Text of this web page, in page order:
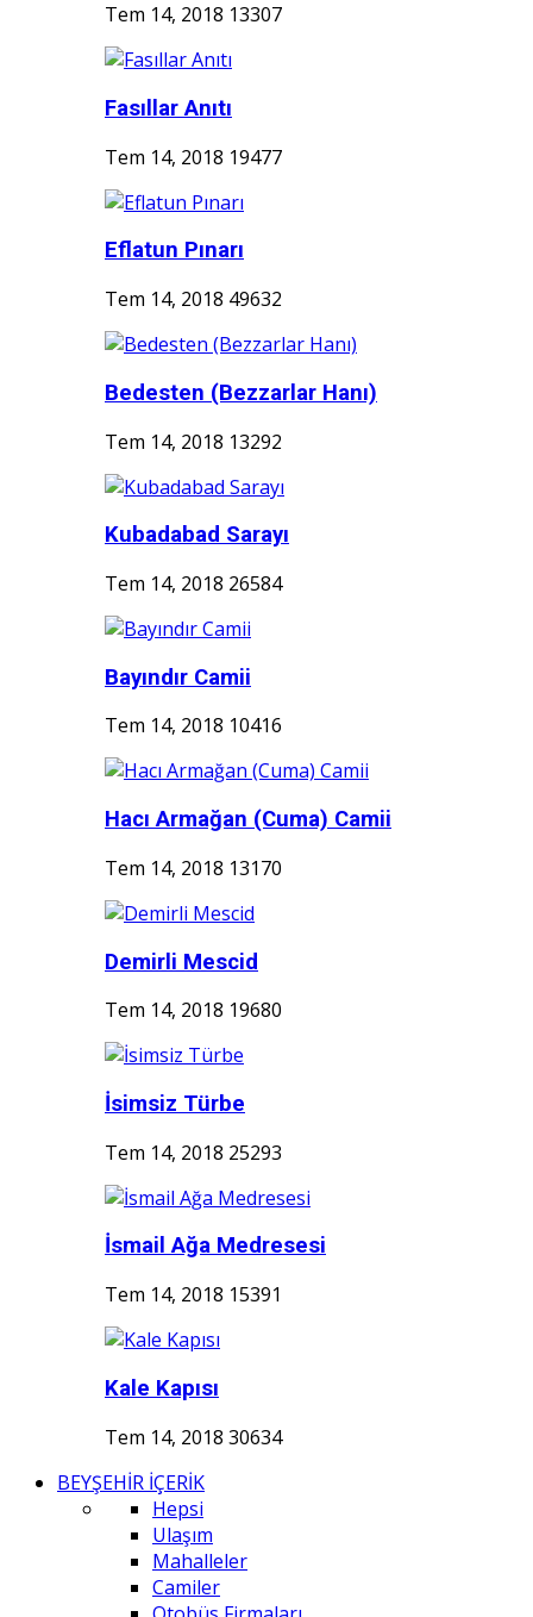
Tem 14, 2018 13307
Fasıllar Anıtı
Tem 14, 2018 19477
Eflatun Pınarı
Tem 14, 2018 49632
Bedesten (Bezzarlar Hanı)
Tem 14, 2018 13292
Kubadabad Sarayı
Tem 14, 2018 26584
Bayındır Camii
Tem 14, 2018 10416
Hacı Armağan (Cuma) Camii
Tem 14, 2018 13170
Demirli Mescid
Tem 14, 2018 19680
İsimsiz Türbe
Tem 14, 2018 25293
İsmail Ağa Medresesi
Tem 14, 2018 15391
Kale Kapısı
Tem 14, 2018 30634
BEYŞEHİR İÇERİK
Hepsi
Ulaşım
Mahalleler
Camiler